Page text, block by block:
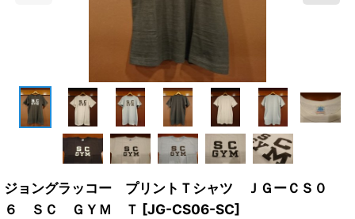
ジョングラッコー プリントＴシャツ ＪＧーＣＳ０
６ ＳＣ ＧＹＭ Ｔ [JG-CS06-SC]